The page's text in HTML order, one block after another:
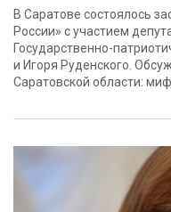
В Саратове состоялось
России» с участием
Государственно-
и Игоря Руденского.
Саратовской области: